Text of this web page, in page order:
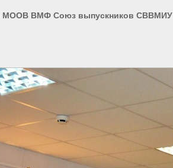
МООВ ВМФ Союз выпускников СВВМИУ